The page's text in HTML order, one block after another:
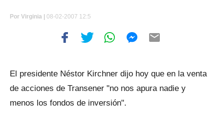
Por Virginia | 08-02-2007 12:5
El presidente Néstor Kirchner dijo hoy que en la venta
de acciones de Transener "no nos apura nadie y
menos los fondos de inversión".